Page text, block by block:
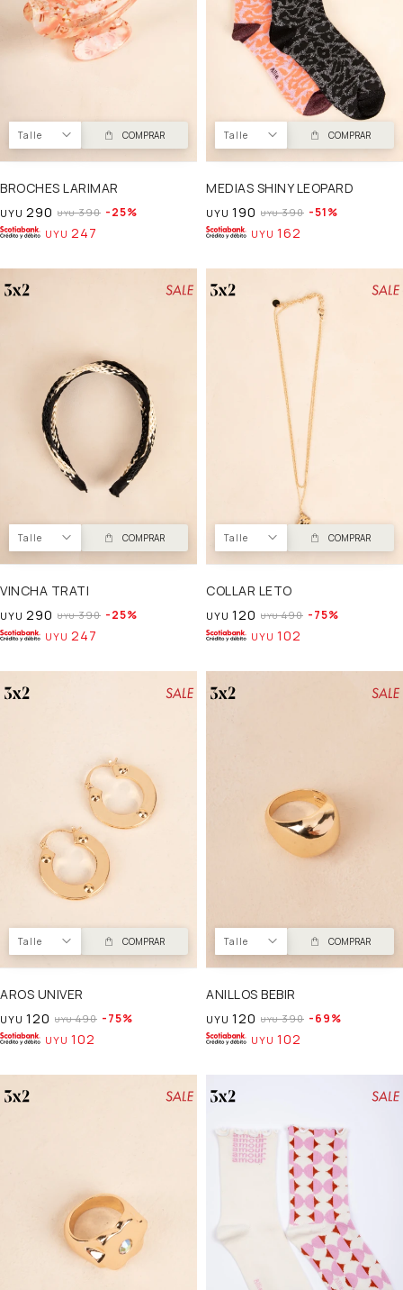
Talle COMPRAR
BROCHES LARIMAR
UYU 290 UYU 390 25
UYU 247
Talle COMPRAR
MEDIAS SHINY LEOPARD
UYU 190 UYU 390 51
UYU 162
Talle COMPRAR
VINCHA TRATI
UYU 290 UYU 390 25
UYU 247
Talle COMPRAR
COLLAR LETO
UYU 120 UYU 490 75
UYU 102
Talle COMPRAR
AROS UNIVER
UYU 120 UYU 490 75
UYU 102
Talle COMPRAR
ANILLOS BEBIR
UYU 120 UYU 390 69
UYU 102